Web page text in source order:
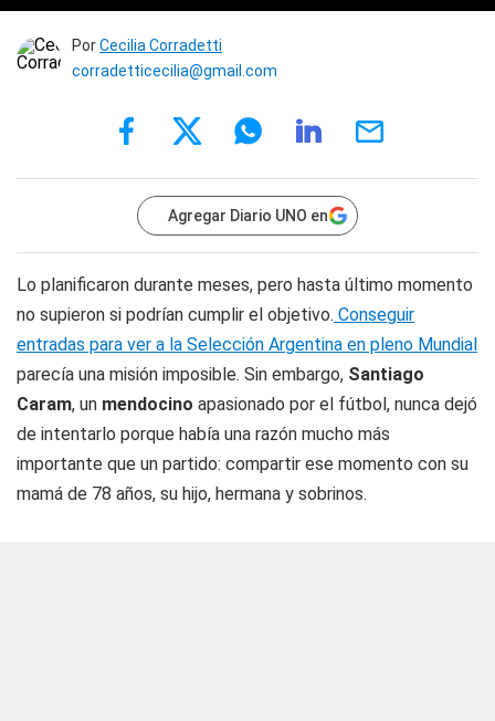
PorCecilia Corradetti
corradetticecilia@gmail.com
Agregar Diario UNO en
Lo planificaron durante meses, pero hasta último momento
no supieron si podrían cumplir el objetivo. Conseguir
entradas para ver a la Selección Argentina en pleno Mundial
parecía una misión imposible. Sin embargo, Santiago
Caram, un mendocino apasionado por el fútbol, nunca dejó
de intentarlo porque había una razón mucho más
importante que un partido: compartir ese momento con su
mamá de 78 años, su hijo, hermana y sobrinos.